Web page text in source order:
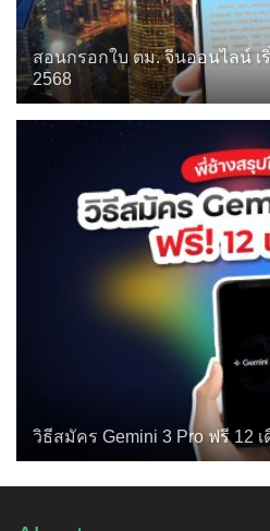
สอนกรอกใบ ตม. จีนออนไลน์ เ
2568
วิธีสมัคร Gemini 3 Pro ฟรี 12